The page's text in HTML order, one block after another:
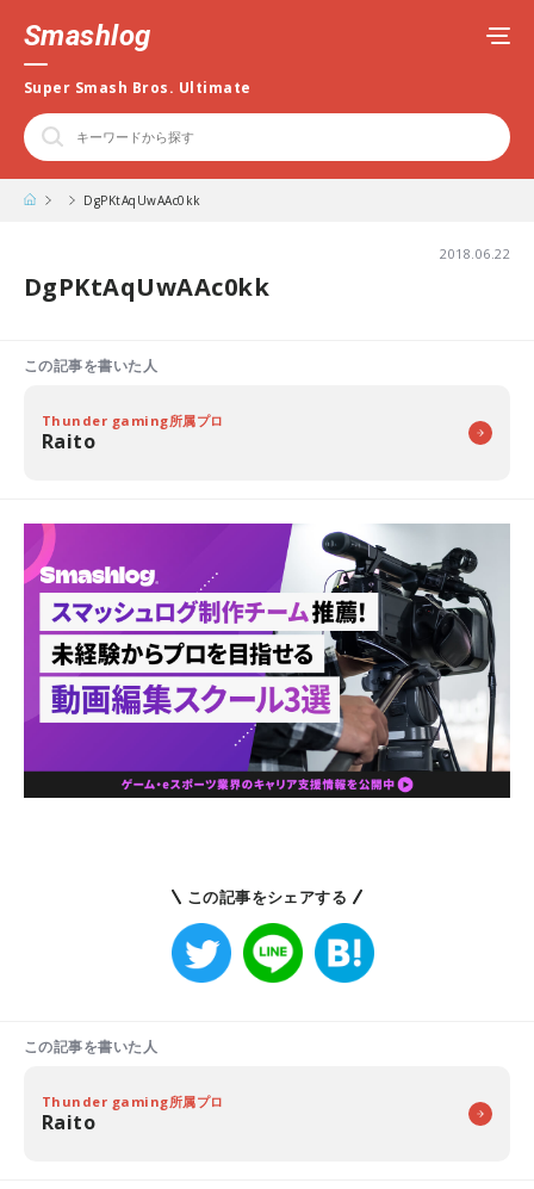
Smashlog
Super Smash Bros. Ultimate
DgPKtAqUwAAc0kk
2018.06.22
DgPKtAqUwAAc0kk
この記事を書いた人
Thunder gaming所属プロ
Raito
この記事をシェアする
この記事を書いた人
Thunder gaming所属プロ
Raito